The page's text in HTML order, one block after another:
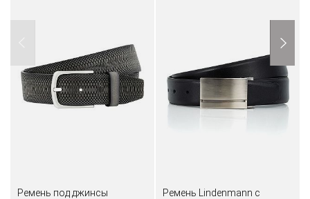
Ремень под джинсы
Ремень Lindenmann с